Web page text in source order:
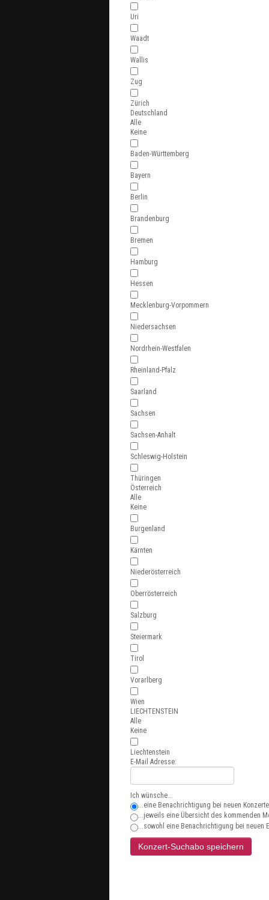
Uri
Waadt
Wallis
Zug
Zürich
Deutschland
Alle
Keine
Baden-Württemberg
Bayern
Berlin
Brandenburg
Bremen
Hamburg
Hessen
Mecklenburg-Vorpommern
Niedersachsen
Nordrhein-Westfalen
Rheinland-Pfalz
Saarland
Sachsen
Sachsen-Anhalt
Schleswig-Holstein
Thüringen
Österreich
Alle
Keine
Burgenland
Kärnten
Niederösterreich
Oberrösterreich
Salzburg
Steiermark
Tirol
Vorarlberg
Wien
LIECHTENSTEIN
Alle
Keine
Liechtenstein
E-Mail Adresse:
Ich wünsche...
...eine Benachrichtigung bei neuen
...jeweils eine Übersicht des kommenden
...sowohl eine Benachrichtigung bei